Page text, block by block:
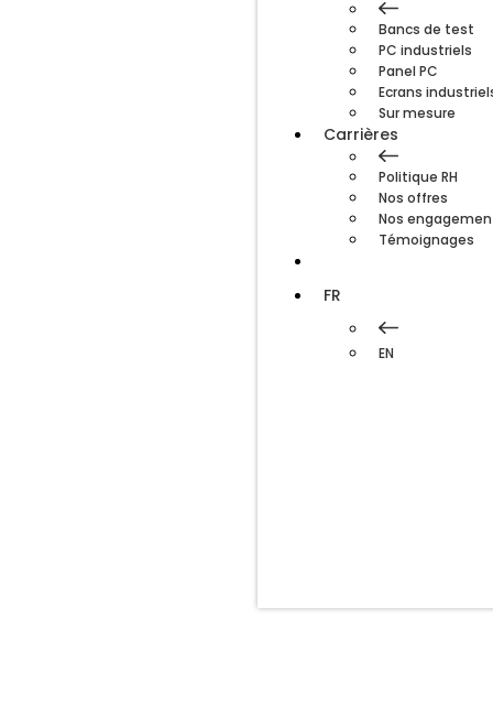
Bancs de test
PC industriels
Panel PC
Ecrans
Sur mesure
Carrières
Politique RH
Nos offres
Nos
Témoignages
FR
EN